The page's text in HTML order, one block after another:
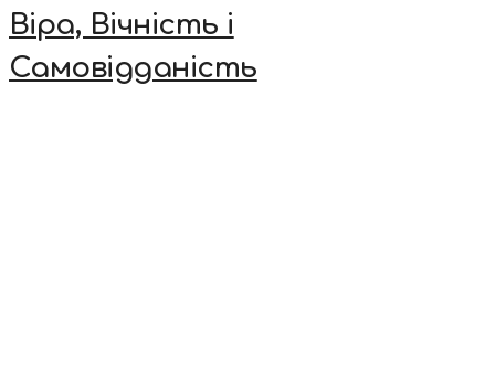
Віра, Вічність і
Самовідданість